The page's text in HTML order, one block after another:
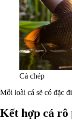
Cá chép
Mỗi loài cá sẽ có đặc
Kết hợp cá rô